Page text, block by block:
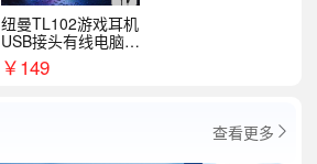
纽曼TL102游戏耳机
USB接头有线电脑耳
机耳麦
￥149
查看更多 